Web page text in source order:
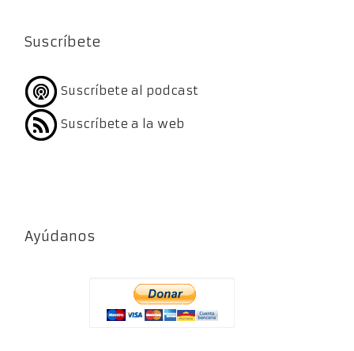
Suscríbete
Suscríbete al podcast
Suscríbete a la web
Ayúdanos